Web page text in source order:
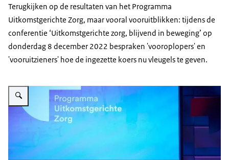
Terugkijken op de resultaten van het Programma
Uitkomstgerichte Zorg, maar vooral vooruitblikken: tijdens de
conferentie ‘Uitkomstgerichte zorg, blijvend in beweging’ op
donderdag 8 december 2022 bespraken 'vooroplopers' en
'vooruitzieners' hoe de ingezette koers nu vleugels te geven.
Vergroot afbeelding vws-conferentie-minister-kuipers